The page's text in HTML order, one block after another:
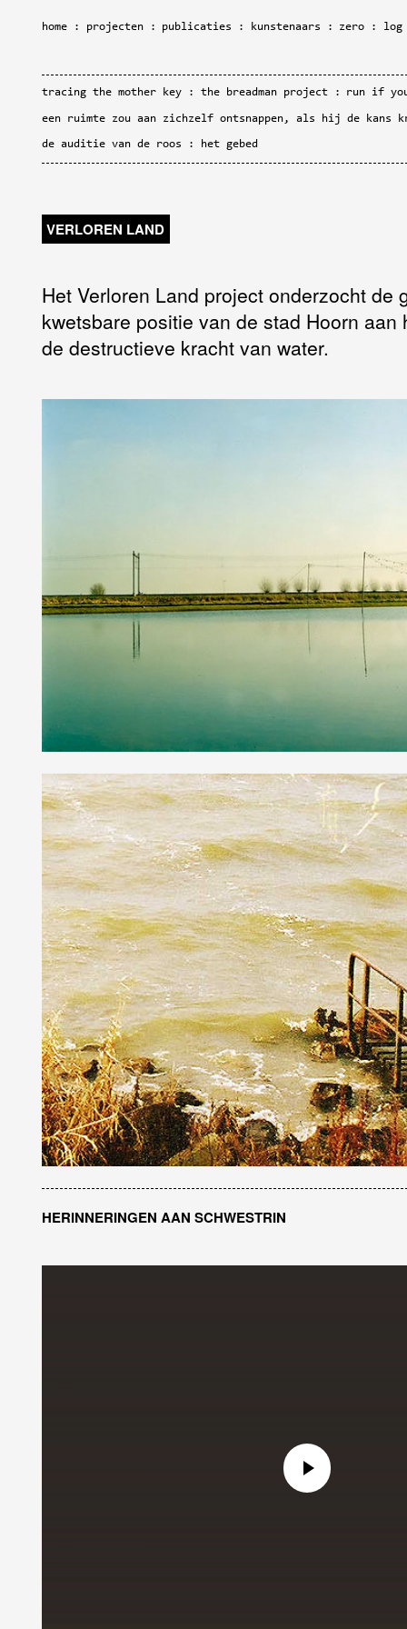
home projecten publicaties kunstenaars zero log
tracing the mother key the breadman project run if
een ruimte zou aan zichzelf ontsnappen, als hij de kans
de auditie van de roos het gebed
VERLOREN LAND
Het Verloren Land project onderzocht de
kwetsbare positie van de stad Hoorn aan
de destructieve kracht van water.
HERINNERINGEN AAN SCHWESTRIN